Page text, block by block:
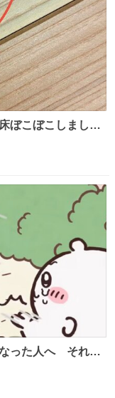
ぼこぼこしまし
こ自分じゃなく
！✌️いやーほっと
わやわです。
った人へ それで
『映画
、原作も追ってい